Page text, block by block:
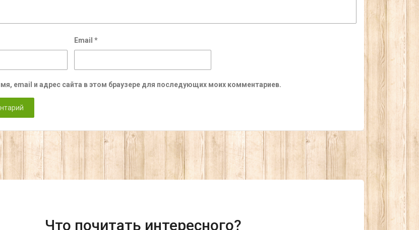
Email *
email и адрес сайта в этом браузере для последующих моих комментариев.
Что почитать интересного?